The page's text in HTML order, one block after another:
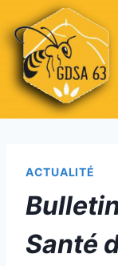
to
content
ACTUALITÉ
Santé